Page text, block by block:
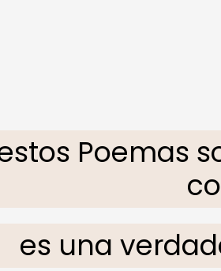
Poemas
es una